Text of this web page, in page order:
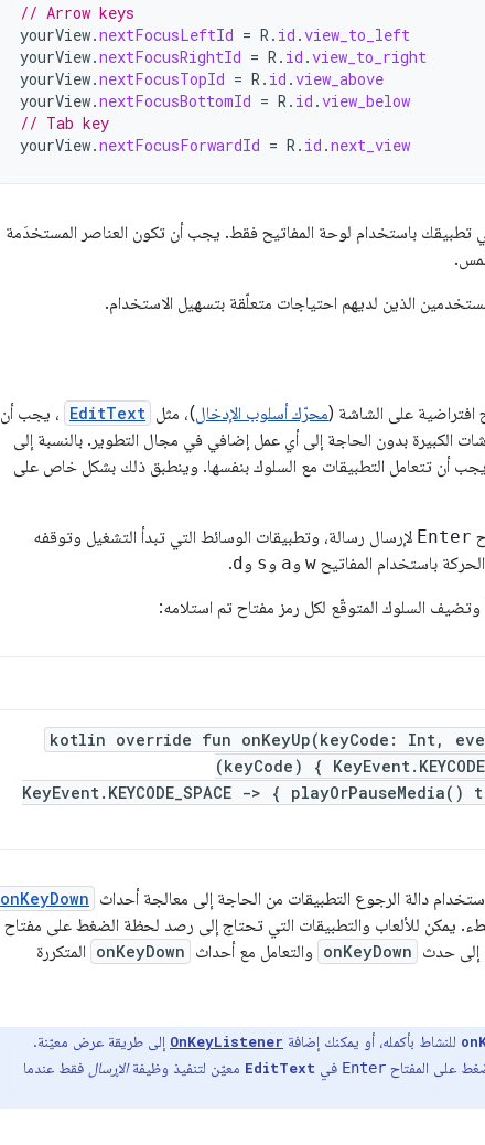
// Arrow keys
yourView.nextFocusLeftId = R . id .view_to_left
yourView.nextFocusRightId = R . id .view_to_right
yourView.nextFocusTopId = R . id .view_above
yourView.nextFocusBottomId = R . id .view_below
// Tab key
yourView.nextFocusForwardId = R . id .next_view
تطبيقك باستخدام لوحة المفاتيح فقط. يجب أن تكون العناصر المستخدَمة
الذين لديهم احتياجات متعلّقة بتسهيل الاستخدام.
افتراضية على الشاشة (محرّك أسلوب الإدخال)، مثل EditText ، يجب أن
الكبيرة بدون الحاجة إلى أي عمل إضافي في مجال التطوير. بالنسبة إلى
يجب أن تتعامل التطبيقات مع السلوك بنفسها. وينطبق ذلك بشكل خاص على
Enter لإرسال رسالة، وتطبيقات الوسائط التي تبدأ التشغيل وتوقفه
باستخدام المفاتيح w وa و s وd
.
وتضيف السلوك المتوقّع لكل رمز مفتاح تم استلامه:
kotlin override fun onKeyUp(keyCode: Int,
(keyCode) {
KeyEvent.KEYCODE_SPACE -> {
دالة الرجوع التطبيقات من الحاجة إلى معالجة أحداث onKeyDown
يمكن للألعاب والتطبيقات التي تحتاج إلى رصد لحظة الضغط على مفتاح
إلى حدث onKeyDown والتعامل مع أحداث onKeyDown المتكررة
للنشاط بأكمله، أو يمكنك إضافة OnKeyListener إلى طريقة عرض معيّنة.
على المفتاح Enter في EditText معيّن لتنفيذ وظيفةالإرسال فقط عندما